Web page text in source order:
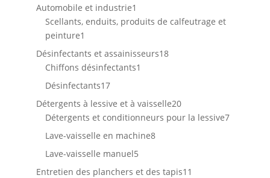
produits
Automobile et industrie1
produit
Scellants, enduits, produits de calfeutrage et
peinture1
produit
Désinfectants et assainisseurs1818
Chiffons désinfectants1
Désinfectants1717
produits
Détergents à lessive et à vaisselle2020
produits
Détergents et conditionneurs pour la lessive77
Lave-vaisselle en machine88
Lave-vaisselle manuel55
produits
Entretien des planchers et des tapis11